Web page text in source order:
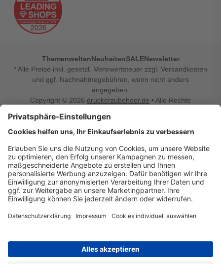
ThemenweltenNeuheitenSALENewsletter
* Alle Preise inkl. gesetzl. Mehrwertsteuer zzgl. Versandkosten
und ggf. Nachnahmegebühren, wenn nicht anders
angegeben.
Copyright © 2026 druckerzubehoer.de • Alle Rechte
Vertrag widerrufen
Druckerzubehoer.de – preiswerte Qualität für Ihr Office
Sie sind auf der Suche nach dem passenden Druckerzubehör
oder Zubehör für das Büro, den Computer oder Ihr
Smartphone? Dann sind Sie bei Druckerzubehoer.de genau
richtig! Unser breites Sortiment bietet unter anderem Tinte
und Toner für alle gängigen Druckermodelle – großer sowie
kleiner Hersteller. Zugleich sind wir Ihr Online Fachhandel für
einrichten, die Werkstatt ausstatten oder den Alltag mit
was Ihren Arbeitsplatz noch komfortabler macht, finden Sie
bei uns auch Bastelspaß, Schulbedarf, Beleuchtung,